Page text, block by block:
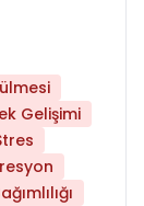
Gelişimi